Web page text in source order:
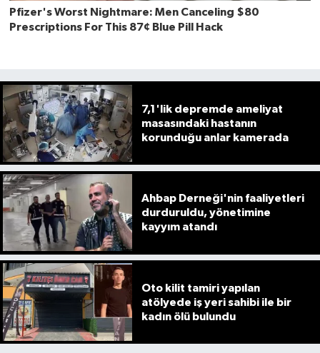
7,1'lik depremde ameliyat
masasındaki hastanın
korunduğu anlar kamerada
Ahbap Derneği'nin faaliyetleri
durduruldu, yönetimine
kayyım atandı
Oto kilit tamiri yapılan
atölyede iş yeri sahibi ile bir
kadın ölü bulundu